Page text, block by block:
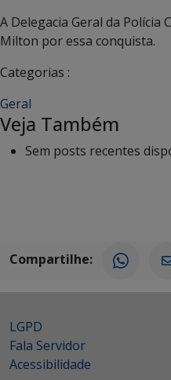
A Delegacia Geral da Polícia
Milton por essa conquista.
Categorias :
Geral
Veja Também
Sem posts recentes
Compartilhe:
LGPD
Fala Servidor
Acessibilidade